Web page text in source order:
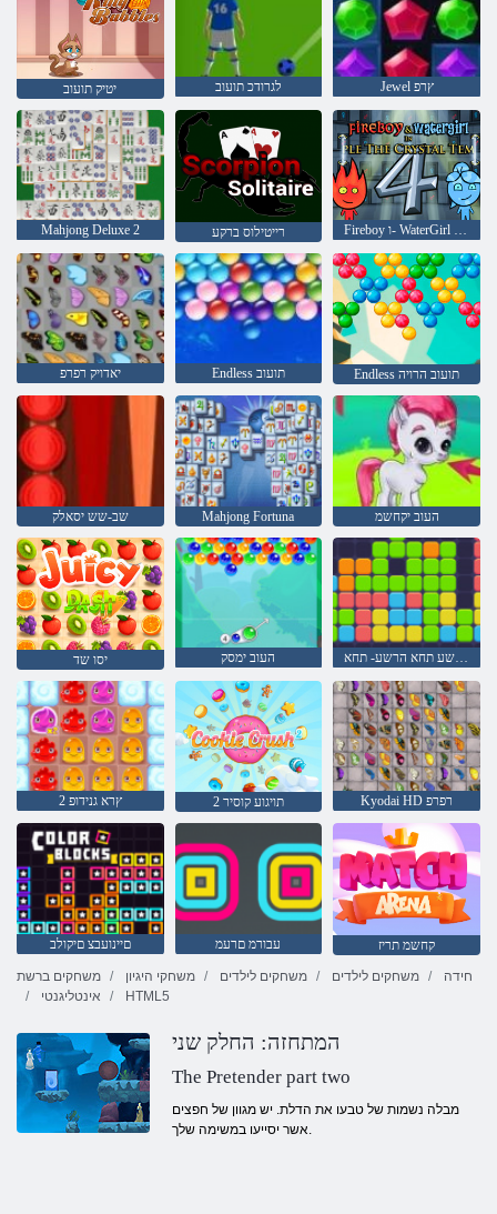
יטיק תועוב לגרודכ תועוב Jewel ץרפ
Mahjong Deluxe 2 רייטילוס ברקע Fireboy ו- WaterGirl 4: Temple Crystal
יאדויק רפרפ Endless תועוב Endless תועוב הרויה
שב-שש יסאלק Mahjong Fortuna העוב יקחשמ
יסו שד העוב ימסק הרשע תחא הרשע- תחא
2 ץרא גנידופ 2 תויגוע קוסיר Kyodai HD רפרפ
םיינועבצ םיקולב עבורמ םרעמ
קחשמ תריז
משחקים ברשת
משחקי היגיון משחקים לילדים משחקים לילדים
חידה
אינטליגנטי
HTML5
המתחזה: החלק שני
The Pretender part two
מבלה נשמות של טבעו את הדלת. יש מגוון של חפצים
אשר יסייעו במשימה שלך.